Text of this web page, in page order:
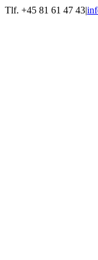
Skip
Tlf. +45 81 61 47 43|